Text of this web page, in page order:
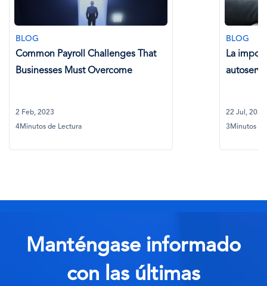
Challenges That
Overcome
La importancia de las
autoservicio en la nómina
Manténgase informado
con las últimas